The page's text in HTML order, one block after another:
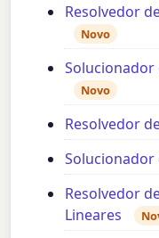
Resolvedor
Novo
Solucionador
Novo
Resolvedor
Solucionador
Resolvedor
Lineares